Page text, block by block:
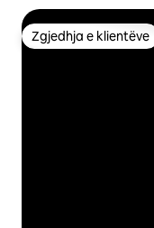
Zgjedhja e klientëve
Zgjedhja e klientëve